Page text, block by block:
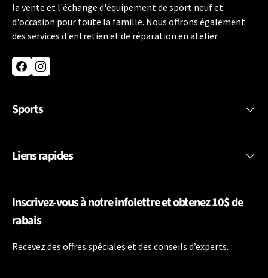
la vente et l'échange d'équipement de sport neuf et
d'occasion pour toute la famille. Nous offrons également
des services d'entretien et de réparation en atelier.
FacebookInstagram
Sports
Liens rapides
Inscrivez-vous à notre infolettre et obtenez 10$ de
rabais
Recevez des offres spéciales et des conseils d’experts.